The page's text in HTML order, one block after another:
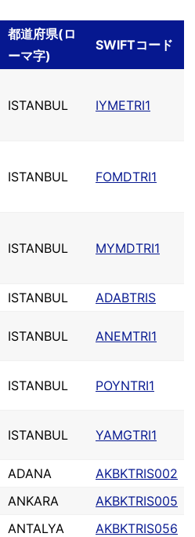
都道府県(ロ
ーマ字)
SWIFTコード
ISTANBUL IYMETRI1
ISTANBUL FOMDTRI1
ISTANBUL MYMDTRI1
ISTANBUL
ADABTRIS
ISTANBUL ANEMTRI1
ISTANBUL POYNTRI1
ISTANBUL YAMGTRI1
ADANA
AKBKTRIS002
ANKARA
AKBKTRIS005
ANTALYA
AKBKTRIS056